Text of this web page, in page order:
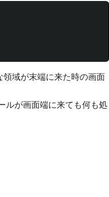
域が末端に来た時の画面
が画面端に来ても何も処